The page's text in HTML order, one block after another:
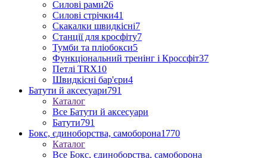
Силові рами26
Силові стрічки41
Скакалки швидкісні7
Станції для кросфіту7
Тумби та пліобокси5
Функціональний тренінг і Кроссфіт37
Петлі TRX10
Швидкісні бар'єри4
Батути й аксесуари791
Каталог
Все Батути й аксесуари
Батути791
Бокс, єдиноборства, самоборона1770
Каталог
Все Бокс, єдиноборства, самоборона